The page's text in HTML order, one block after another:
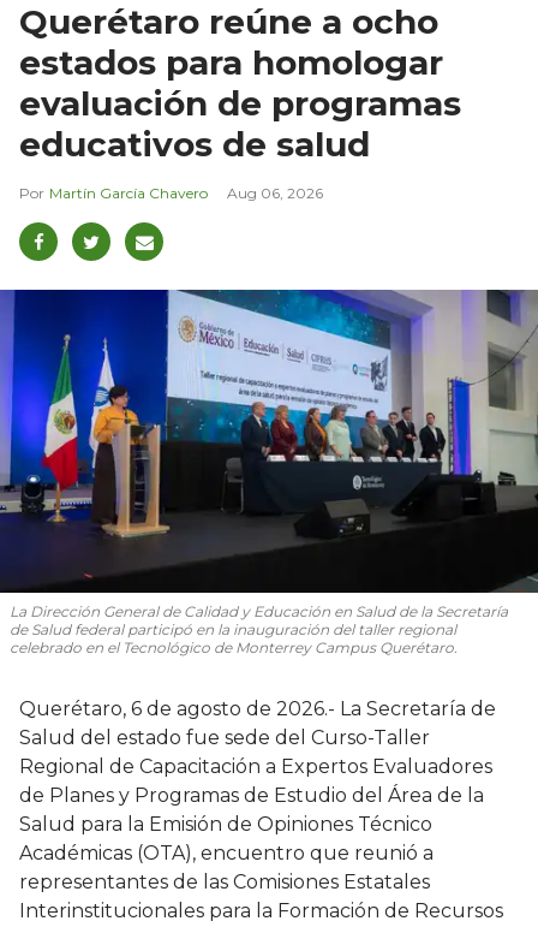
Querétaro reúne a ocho
estados para homologar
evaluación de programas
educativos de salud
Martín García Chavero Aug 06, 2026
La Dirección General de Calidad y Educación en Salud de la Secretaría
de Salud federal participó en la inauguración del taller regional
celebrado en el Tecnológico de Monterrey Campus Querétaro.
Querétaro, 6 de agosto de 2026.- La Secretaría de
Salud del estado fue sede del Curso-Taller
Regional de Capacitación a Expertos Evaluadores
de Planes y Programas de Estudio del Área de la
Salud para la Emisión de Opiniones Técnico
Académicas (OTA), encuentro que reunió a
representantes de las Comisiones Estatales
Interinstitucionales para la Formación de Recursos